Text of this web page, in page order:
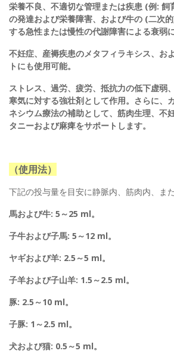
栄養不良、不適切な管理または疾患 (例: 飼
の発達および栄養障害、および牛の (二次
する急性または慢性の代謝障害による衰弱に
不妊症、産褥疾患のメタフィラキシス、お
トにも使用可能。
ストレス、過労、疲労、抵抗力の低下虚弱
寒気に対する強壮剤として作用。さらに、
ネシウム療法の補助として、筋肉生理、不
タニーおよび麻痺をサポートします。
（使用法）
下記の投与量を目安に静脈内、筋肉内、ま
馬および牛: 5～25 ml。
子牛および子馬: 5～12 ml。
ヤギおよび羊: 2.5～5 ml。
子羊および子山羊: 1.5～2.5 ml。
豚: 2.5～10 ml。
子豚: 1～2.5 ml。
犬および猫: 0.5～5 ml。